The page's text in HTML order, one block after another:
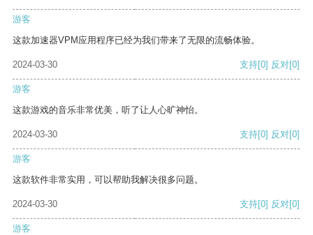
游客
这款加速器VPM应用程序已经为我们带来了无限的流畅体验。
2024-03-30 支持[0] 反对[0]
游客
这款游戏的音乐非常优美，听了让人心旷神怡。
2024-03-30 支持[0] 反对[0]
游客
这款软件非常实用，可以帮助我解决很多问题。
2024-03-30 支持[0] 反对[0]
游客